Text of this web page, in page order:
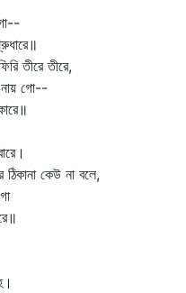
তীরে,
গো--
কেউ না বলে,